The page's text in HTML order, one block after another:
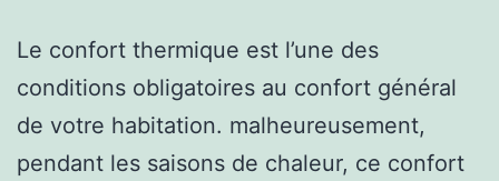
Le confort thermique est l’une des
conditions obligatoires au confort général
de votre habitation. malheureusement,
pendant les saisons de chaleur, ce confort